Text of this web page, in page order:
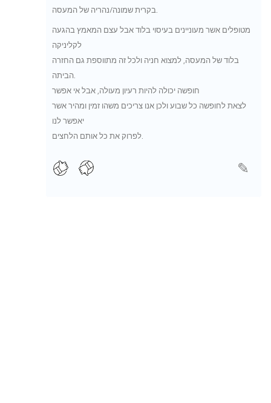
מטופלים אשר מעוניינים בעיסוי בלוד אבל עצם המאמץ בהגעה
לקליניקה
בלוד של המעסה, למצוא חניה ולכל זה מתווספת גם החזרה
חופשה יכולה להיות רעיון מעולה, אבל אי אפשר
לצאת לחופשה כל שבוע ולכן אנו צריכים משהו זמין ומהיר אשר
יאפשר לנו